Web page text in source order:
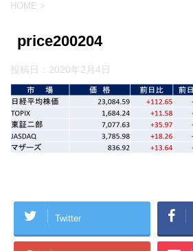
HOME >
price200204
投稿日： 2020年2月4日
Twitter